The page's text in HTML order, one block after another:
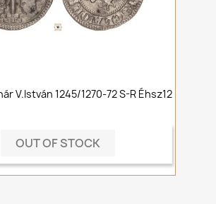
V.István 1245/1270-72 S-R Éhsz12
OUT OF STOCK